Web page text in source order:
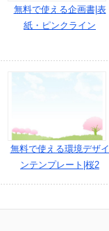
無料で使える企画書|表
紙・ピンクライン
無料で使える環境デザイ
ンテンプレート|桜2